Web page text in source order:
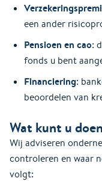
een ander
Pensioen en cao:
fonds u bent
Financiering:
beoordelen van
Wat kunt u
Wij adviseren
controleren en waar
volgt: